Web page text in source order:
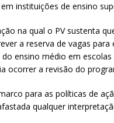
instituições de ensino
na qual o PV sustenta
a reserva de vagas
ensino médio em
ocorrer a revisão do
para as políticas de
qualquer